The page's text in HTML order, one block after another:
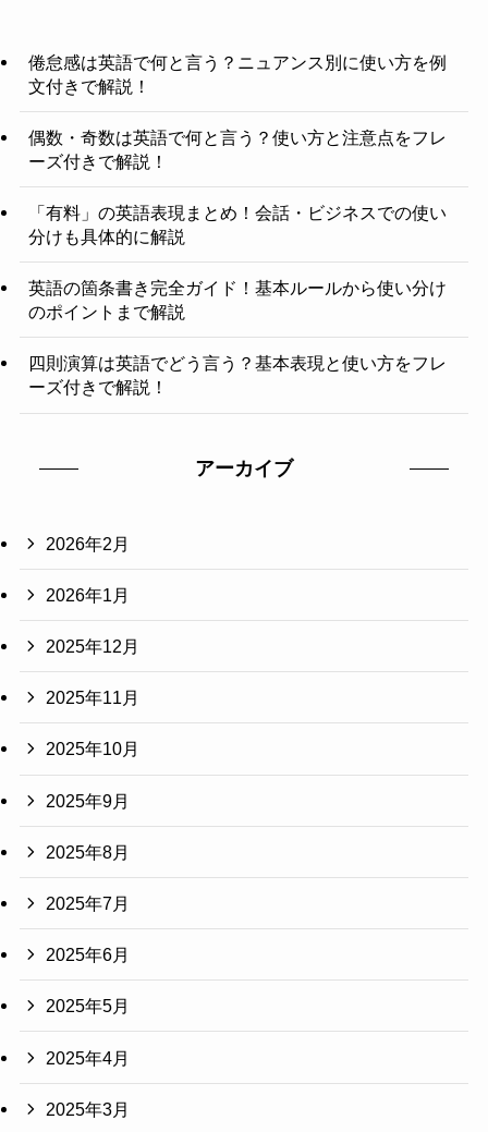
倦怠感は英語で何と言う？ニュアンス別に使い方を例
文付きで解説！
偶数・奇数は英語で何と言う？使い方と注意点をフレ
ーズ付きで解説！
「有料」の英語表現まとめ！会話・ビジネスでの使い
分けも具体的に解説
英語の箇条書き完全ガイド！基本ルールから使い分け
のポイントまで解説
四則演算は英語でどう言う？基本表現と使い方をフレ
ーズ付きで解説！
アーカイブ
2026年2月
2026年1月
2025年12月
2025年11月
2025年10月
2025年9月
2025年8月
2025年7月
2025年6月
2025年5月
2025年4月
2025年3月